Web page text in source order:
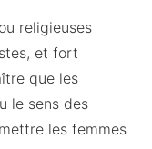
religieuses
et fort
que les
le sens des
les femmes